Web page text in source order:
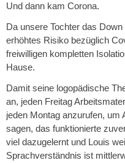
Und dann kam Corona.
Da unsere Tochter das
erhöhtes Risiko bezüglich
freiwilligen kompletten
Hause.
Damit seine logopädische
an, jeden Freitag
jeden Montag anzurufen, um
sagen, das funktionierte
viel dazugelernt und Louis
Sprachverständnis ist